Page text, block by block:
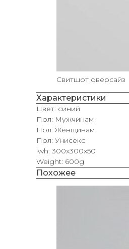
Свитшот оверсайз
Характеристики
Цвет: синий
Пол: Мужчинам
Пол: Женщинам
Пол: Унисекс
lwh: 300x300x50
Weight: 600g
Похожее